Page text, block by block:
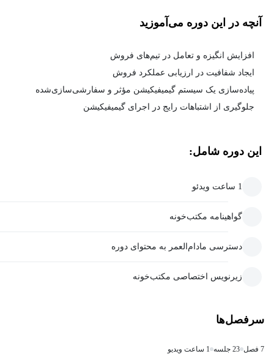
آنچه در این دوره می‌آموزید
افزایش انگیزه و تعامل در تیم‌های فروش
ایجاد شفافیت در ارزیابی عملکرد فروش
پیاده‌سازی یک سیستم گیمیفیکیشن مؤثر و سفارشی‌سازی‌شده
جلوگیری از اشتباهات رایج در اجرای گیمیفیکیشن
این دوره شامل:
1 ساعت ویدئو
گواهینامه مکتب‌خونه
دسترسی مادام‌العمر به محتوای دوره
زیرنویس اختصاصی مکتب‌خونه
سرفصل‌ها
7 فصل 23 جلسه 1 ساعت ویدیو